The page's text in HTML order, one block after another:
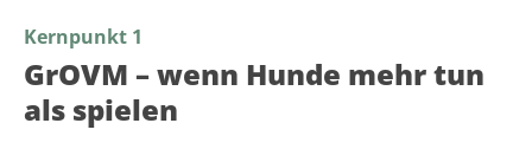
Kernpunkt 1
GrOVM – wenn Hunde mehr tun
als spielen